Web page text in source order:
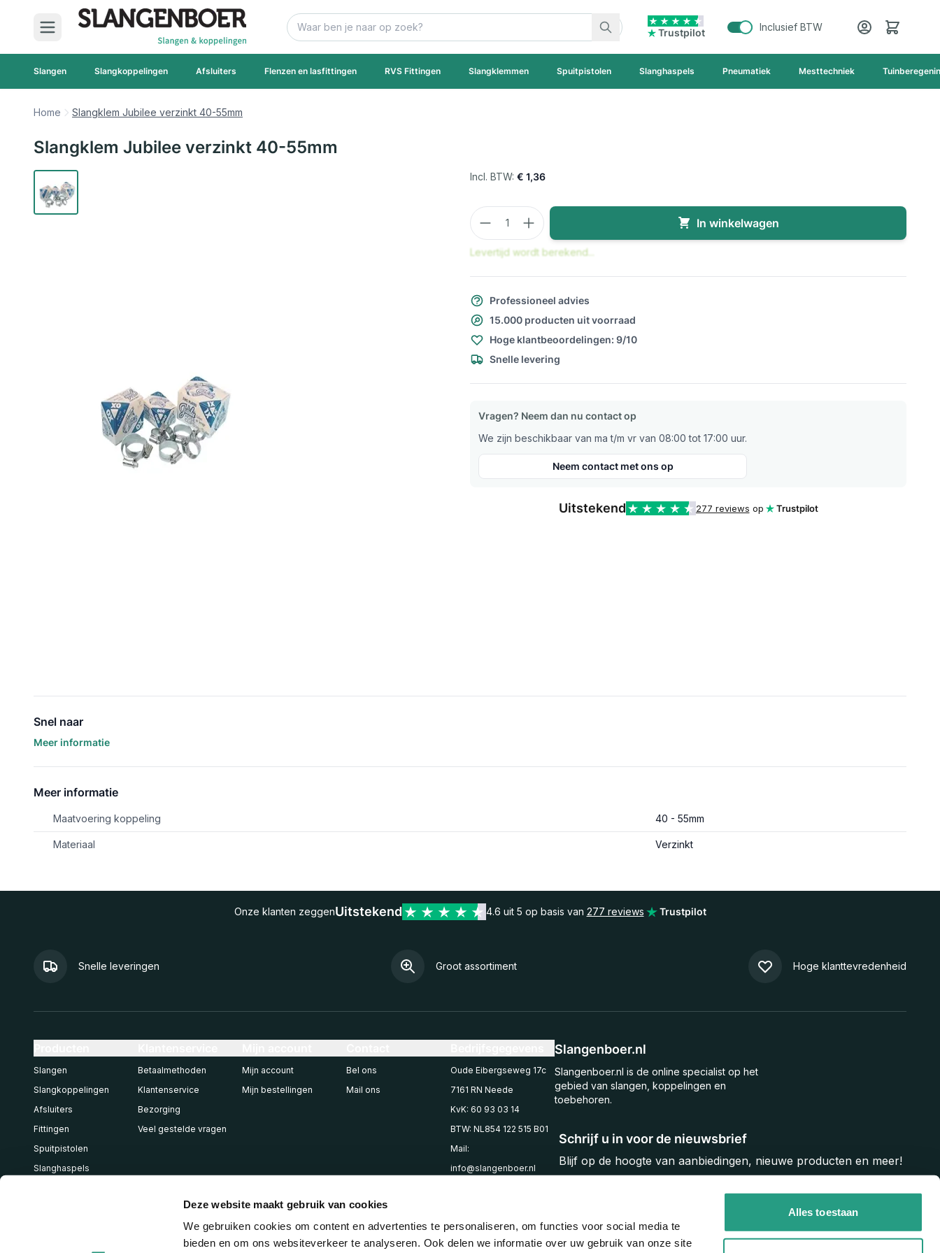
Deze website maakt gebruik van cookies
We gebruiken cookies om content en advertenties te personaliseren, om functies voor social media te
bieden en om ons websiteverkeer te analyseren. Ook delen we informatie over uw gebruik van onze site
Alles toestaan
Ga naar de inhoud
Zoek
Trustpilot
Inclusief BTW Cart
Slangen Slangkoppelingen Afsluiters Flenzen en lasfittingen RVS Fittingen Slangklemmen Spuitpistolen Slanghaspels Pneumatiek Mesttechniek
Home Slangklem Jubilee verzinkt 40-55mm
Slangklem Jubilee verzinkt 40-55mm
€ 1,36
Aantal
In winkelwagen
Levertijd wordt berekend...
Professioneel advies
15.000 producten uit voorraad
Hoge klantbeoordelingen: 9/10
Snelle levering
Vragen? Neem dan nu contact op
We zijn beschikbaar van ma t/m vr van 08:00 tot 17:00 uur.
Neem contact met ons op
Uitstekend 277 reviews op Trustpilot
Snel naar
Meer informatie
Meer informatie
Maatvoering koppeling 40 - 55mm
Materiaal Verzinkt
Onze klanten zeggenUitstekend 4.6 uit 5 op basis van 277 reviews Trustpilot
Snelle leveringen Groot assortiment Hoge klanttevredenheid
Schrijf u in voor de nieuwsbrief
Blijf op de hoogte van aanbiedingen, nieuwe producten en meer!
Slangenboer.nl
Slangenboer.nl is de online specialist op het
gebied van slangen, koppelingen en
toebehoren.
Slangen
Slangkoppelingen
Afsluiters
Fittingen
Spuitpistolen
Slanghaspels
Betaalmethoden
Klantenservice
Bezorging
Veel gestelde vragen
Mijn account
Mijn bestellingen
Bel ons
Mail ons
Oude Eibergseweg 17c
7161 RN Neede
KvK: 60 93 03 14
BTW: NL854 122 515 B01
Mail:
info@slangenboer.nl